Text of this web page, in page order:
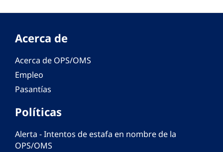
Acerca de
Acerca de OPS/OMS
Empleo
Pasantías
Políticas
Alerta - Intentos de estafa en nombre de la
OPS/OMS